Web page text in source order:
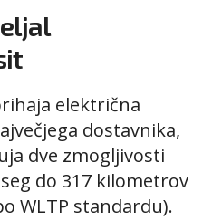
električna
dostavnika,
dve zmogljivosti
do 317 kilometrov
WLTP standardu).